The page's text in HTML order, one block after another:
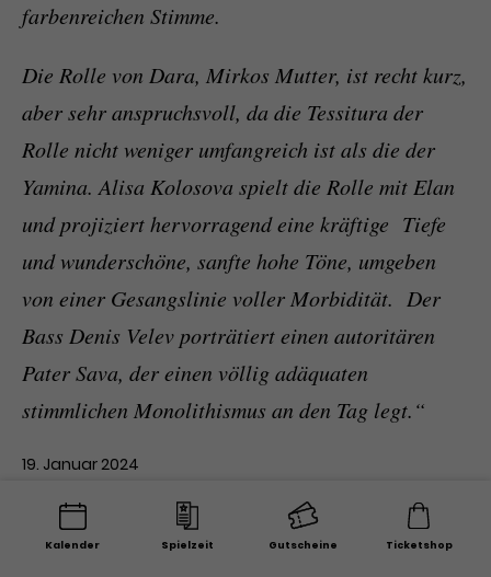
farbenreichen Stimme.
Die Rolle von Dara, Mirkos Mutter, ist recht kurz,
aber sehr anspruchsvoll, da die Tessitura der
Rolle nicht weniger umfangreich ist als die der
Yamina. Alisa Kolosova spielt die Rolle mit Elan
und projiziert hervorragend eine kräftige Tiefe
und wunderschöne, sanfte hohe Töne, umgeben
von einer Gesangslinie voller Morbidität. Der
Bass Denis Velev porträtiert einen autoritären
Pater Sava, der einen völlig adäquaten
stimmlichen Monolithismus an den Tag legt.“
19. Januar 2024
Olyrix (Frankreich)
Kalender Spielzeit Gutscheine Ticketshop